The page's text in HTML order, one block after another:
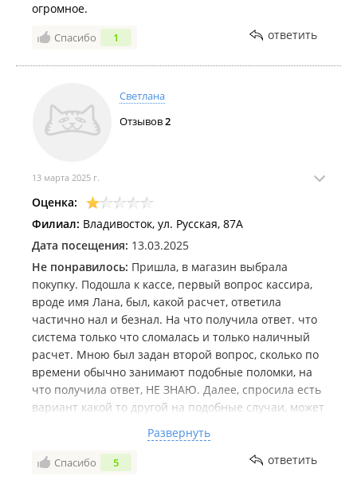
огромное.
Спасибо 1 ответить
Светлана
Отзывов2
13 марта 2025 г.
Оценка:
Филиал: Владивосток, ул. Русская, 87А
Дата посещения: 13.03.2025
Не понравилось: Пришла, в магазин выбрала
покупку. Подошла к кассе, первый вопрос кассира,
вроде имя Лана, был, какой расчет, ответила
частично нал и безнал. На что получила ответ. что
система только что сломалась и только наличный
расчет. Мною был задан второй вопрос, сколько по
времени обычно занимают подобные поломки, на
что получила ответ, НЕ ЗНАЮ. Далее, спросила есть
вариант какой то другой на подобные случаи, может
ЗНАЮ, тональность у консультанта начала
повышаться до пределов недопустимого тона на
Развернуть
Спасибо 5 ответить